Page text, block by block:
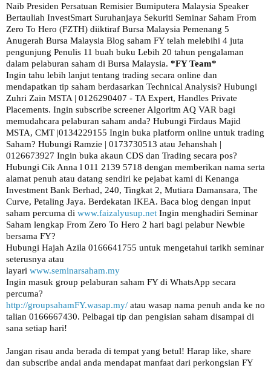
Naib Presiden Persatuan Remisier Bumiputera Malaysia Speaker
Bertauliah InvestSmart Suruhanjaya Sekuriti Seminar Saham From
Zero To Hero (FZTH) diiktiraf Bursa Malaysia Pemenang 5
Anugerah Bursa Malaysia Blog saham FY telah melebihi 4 juta
pengunjung Penulis 11 buah buku Lebih 20 tahun pengalaman
dalam pelaburan saham di Bursa Malaysia. *FY Team*
Ingin tahu lebih lanjut tentang trading secara online dan
mendapatkan tip saham berdasarkan Technical Analysis? Hubungi
Zuhri Zain MSTA | 0126290407 - TA Expert, Handles Private
Placements. Ingin subscribe screener Algoritm AQ VAR bagi
memudahcara pelaburan saham anda? Hubungi Firdaus Majid
MSTA, CMT |0134229155 Ingin buka platform online untuk trading
Saham? Hubungi Ramzie | 0173730513 atau Jehanshah |
0126673927 Ingin buka akaun CDS dan Trading secara pos?
Hubungi Cik Anna l 011 2139 5718 dengan memberikan nama serta
alamat penuh atau datang sendiri ke pejabat kami di Kenanga
Investment Bank Berhad, 240, Tingkat 2, Mutiara Damansara, The
Curve, Petaling Jaya. Berdekatan IKEA. Baca blog dengan input
saham percuma di www.faizalyusup.net Ingin menghadiri Seminar
Saham lengkap From Zero To Hero 2 hari bagi pelabur Newbie
bersama FY?
Hubungi Hajah Azila 0166641755 untuk mengetahui tarikh seminar
seterusnya atau
layari www.seminarsaham.my
Ingin masuk group pelaburan saham FY di WhatsApp secara
percuma?
http://groupsahamFY.wasap.my/ atau wasap nama penuh anda ke no
talian 0166667430. Pelbagai tip dan pengisian saham disampai di
sana setiap hari!
Jangan risau anda berada di tempat yang betul! Harap like, share
dan subscribe andai anda mendapat manfaat dari perkongsian FY